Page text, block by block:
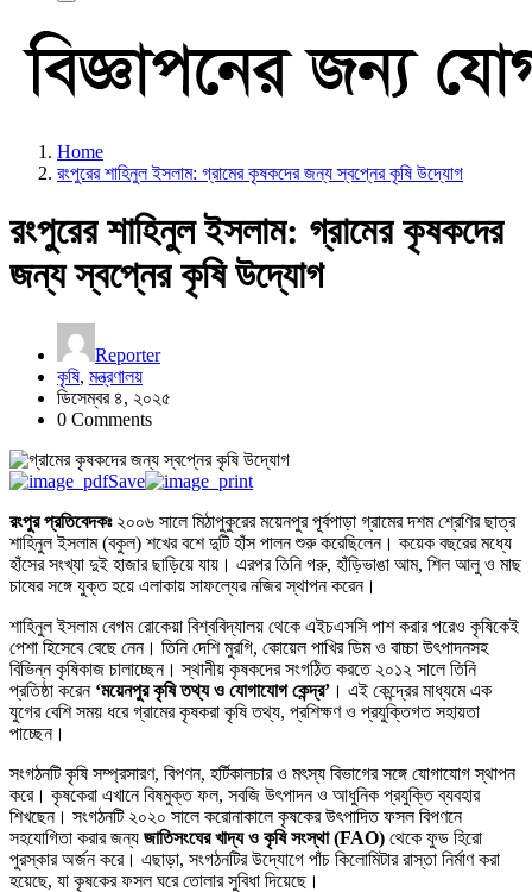
Home
রংপুরের শাহিনুল ইসলাম: গ্রামের কৃষকদের জন্য স্বপ্নের কৃষি উদ্যোগ
রংপুরের শাহিনুল ইসলাম: গ্রামের কৃষকদের
জন্য স্বপ্নের কৃষি উদ্যোগ
Reporter
কৃষি, মন্ত্রণালয়
ডিসেম্বর ৪, ২০২৫
0 Comments
Save
রংপুর প্রতিবেদকঃ২০০৬ সালে মিঠাপুকুরের ময়েনপুর পূর্বপাড়া গ্রামের দশম শ্রেণির ছাত্র
শাহিনুল ইসলাম (বকুল) শখের বশে দুটি হাঁস পালন শুরু করেছিলেন। কয়েক বছরের মধ্যে
হাঁসের সংখ্যা দুই হাজার ছাড়িয়ে যায়। এরপর তিনি গরু, হাঁড়িভাঙা আম, শিল আলু ও মাছ
চাষের সঙ্গে যুক্ত হয়ে এলাকায় সাফল্যের নজির স্থাপন করেন।
শাহিনুল ইসলাম বেগম রোকেয়া বিশ্ববিদ্যালয় থেকে এইচএসসি পাশ করার পরেও কৃষিকেই
পেশা হিসেবে বেছে নেন। তিনি দেশি মুরগি, কোয়েল পাখির ডিম ও বাচ্চা উৎপাদনসহ
বিভিন্ন কৃষিকাজ চালাচ্ছেন। স্থানীয় কৃষকদের সংগঠিত করতে ২০১২ সালে তিনি
প্রতিষ্ঠা করেন ‘ময়েনপুর কৃষি তথ্য ও যোগাযোগ কেন্দ্র’ । এই কেন্দ্রের মাধ্যমে এক
যুগের বেশি সময় ধরে গ্রামের কৃষকরা কৃষি তথ্য, প্রশিক্ষণ ও প্রযুক্তিগত সহায়তা
পাচ্ছেন।
সংগঠনটি কৃষি সম্প্রসারণ, বিপণন, হর্টিকালচার ও মৎস্য বিভাগের সঙ্গে যোগাযোগ স্থাপন
করে। কৃষকেরা এখানে বিষমুক্ত ফল, সবজি উৎপাদন ও আধুনিক প্রযুক্তি ব্যবহার
শিখছেন। সংগঠনটি ২০২০ সালে করোনাকালে কৃষকের উৎপাদিত ফসল বিপণনে
সহযোগিতা করার জন্য জাতিসংঘের খাদ্য ও কৃষি সংস্থা (FAO) থেকে ফুড হিরো
পুরস্কার অর্জন করে। এছাড়া, সংগঠনটির উদ্যোগে পাঁচ কিলোমিটার রাস্তা নির্মাণ করা
হয়েছে, যা কৃষকের ফসল ঘরে তোলার সুবিধা দিয়েছে।